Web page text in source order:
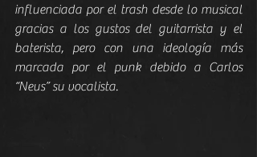
influenciada por el trash desde lo musical
gracias a los gustos del guitarrista y el
baterista, pero con una ideología más
marcada por el punk debido a Carlos
“Neus” su vocalista.